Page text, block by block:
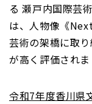
る 瀬戸内国際芸
は、人物像《
芸術の架橋に取
が高く評価されま
令和7年度香川県